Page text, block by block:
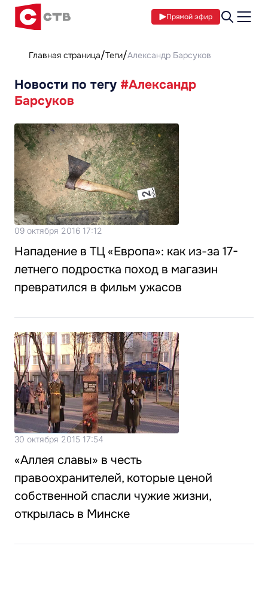
Прямой эфир
Главная страница Теги Александр Барсуков
Новости по тегу #Александр
Барсуков
09 октября 2016 17:12
Нападение в ТЦ «Европа»: как из-за 17-
летнего подростка поход в магазин
превратился в фильм ужасов
30 октября 2015 17:54
«Аллея славы» в честь
правоохранителей, которые ценой
собственной спасли чужие жизни,
открылась в Минске